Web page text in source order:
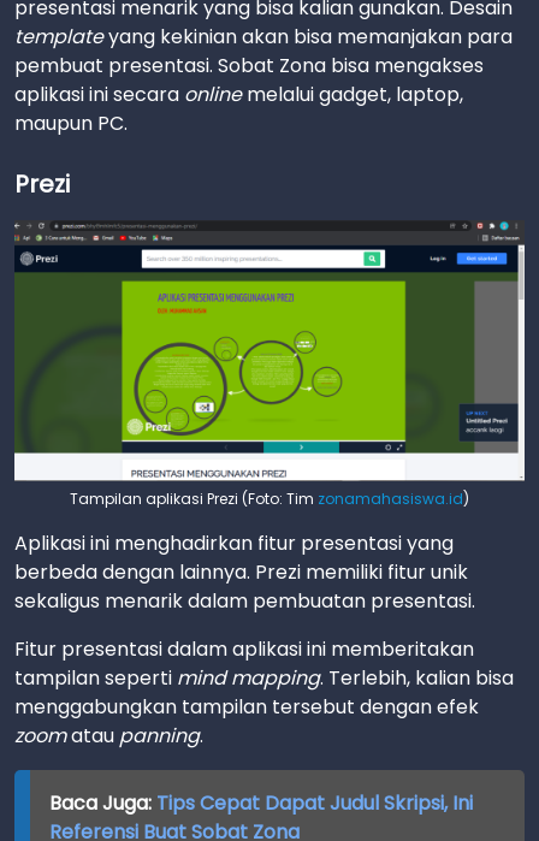
presentasi menarik yang bisa kalian gunakan. Desain
templateyang kekinian akan bisa memanjakan para
pembuat presentasi. Sobat Zona bisa mengakses
aplikasi ini secara onlinemelalui gadget, laptop,
maupun PC.
Prezi
Tampilan aplikasi Prezi (Foto: Tim zonamahasiswa.id)
Aplikasi ini menghadirkan fitur presentasi yang
berbeda dengan lainnya. Prezi memiliki fitur unik
sekaligus menarik dalam pembuatan presentasi.
Fitur presentasi dalam aplikasi ini memberitakan
tampilan seperti mind mapping. Terlebih, kalian bisa
menggabungkan tampilan tersebut dengan efek
zoomatau panning.
Baca Juga: Tips Cepat Dapat Judul Skripsi, Ini
Referensi Buat Sobat Zona